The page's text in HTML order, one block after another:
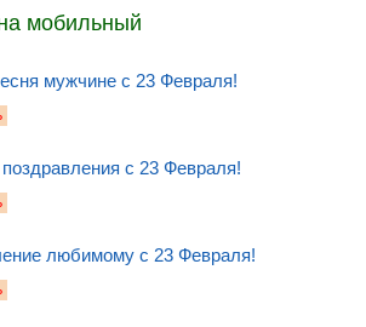
мобильный
мужчине с 23 Февраля!
с 23 Февраля!
любимому с 23 Февраля!